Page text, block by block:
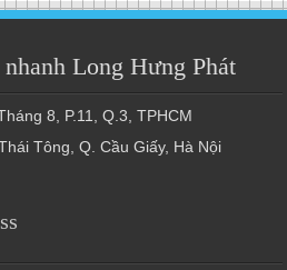
Long Hưng Phát
8, P.11, Q.3, TPHCM
Tông, Q. Cầu Giấy, Hà Nội